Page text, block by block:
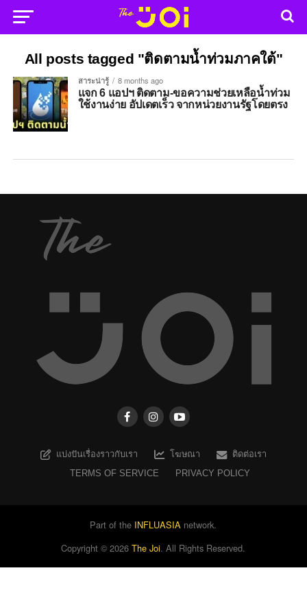
All posts tagged "ติดตามน้ำท่วมภาคใต้"
สาระน่ารู้ 8 months ago
แจก 6 แอปฯ ติดตาม-ขอความช่วยเหลือน้ำท่วม
ใช้งานง่าย อัปเดตเร็ว จากหน่วยงานรัฐโดยตรง
แบ่งปันเรื่องราวกับเรา โฆษณา
ติดต่อเรา
TERMS OF SERVICE
PRIVACY POLICY
Part of the INFLUASIA network.
Copyright ©2026 The Joi. All Rights Reserved.